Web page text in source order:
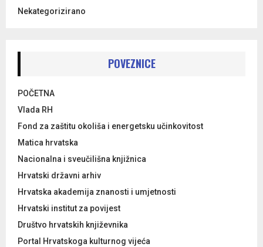
Nekategorizirano
POVEZNICE
POČETNA
Vlada RH
Fond za zaštitu okoliša i energetsku učinkovitost
Matica hrvatska
Nacionalna i sveučilišna knjižnica
Hrvatski državni arhiv
Hrvatska akademija znanosti i umjetnosti
Hrvatski institut za povijest
Društvo hrvatskih književnika
Portal Hrvatskoga kulturnog vijeća